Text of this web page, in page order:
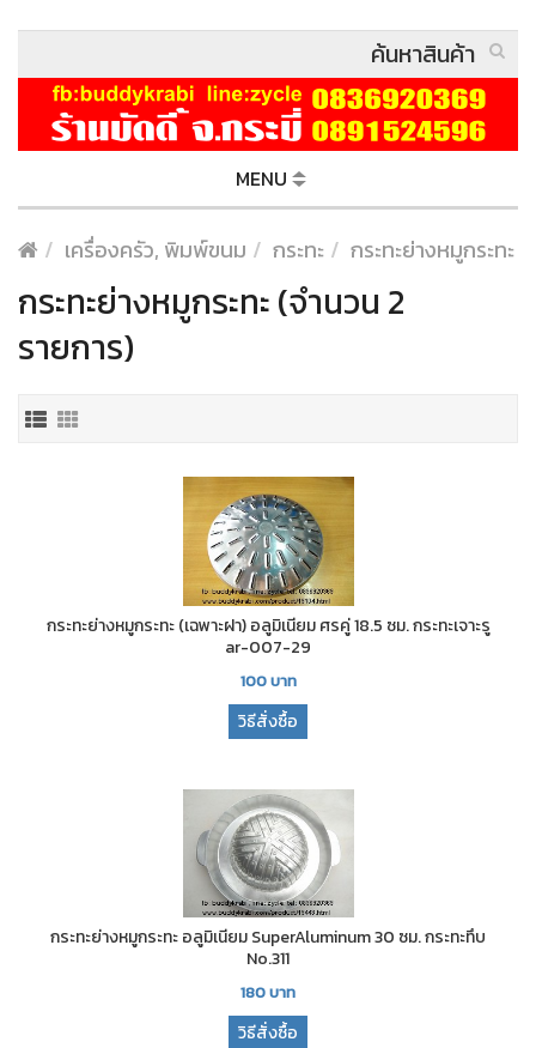
MENU
เครื่องครัว, พิมพ์ขนม กระทะ กระทะย่างหมูกระทะ
กระทะย่างหมูกระทะ (จำนวน 2
รายการ)
กระทะย่างหมูกระทะ (เฉพาะฝา) อลูมิเนียม ศรคู่ 18.5 ซม. กระทะเจาะรู
ar-007-29
100บาท
วิธีสั่งซื้อ
กระทะย่างหมูกระทะ อลูมิเนียม SuperAluminum 30 ซม. กระทะทึบ
No.311
180บาท
วิธีสั่งซื้อ